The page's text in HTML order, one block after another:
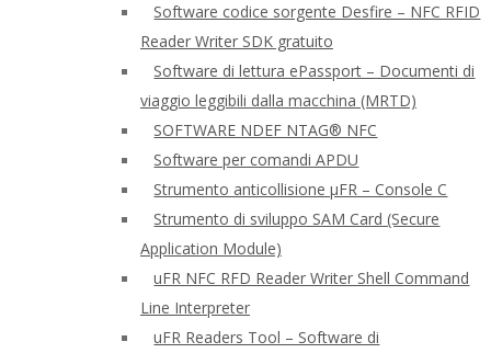
Software codice sorgente Desfire – NFC RFID
Reader Writer SDK gratuito
Software di lettura ePassport – Documenti di
viaggio leggibili dalla macchina (MRTD)
SOFTWARE NDEF NTAG® NFC
Software per comandi APDU
Strumento anticollisione μFR – Console C
Strumento di sviluppo SAM Card (Secure
Application Module)
uFR NFC RFD Reader Writer Shell Command
Line Interpreter
uFR Readers Tool – Software di